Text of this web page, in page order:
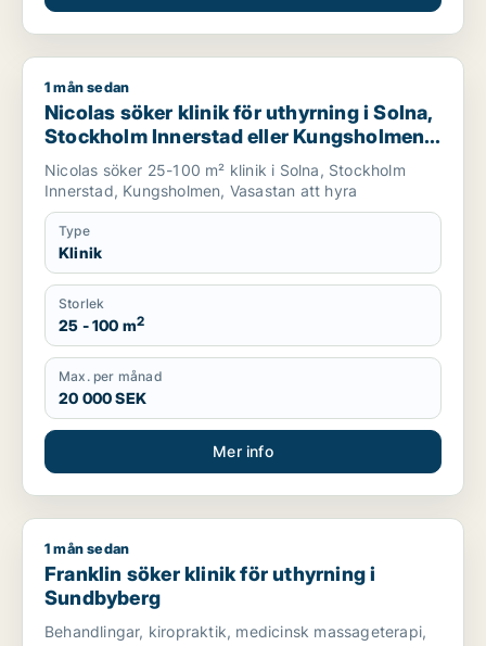
Nicolas söker klinik för uthyrning i Solna, Stockholm
1 mån sedan
Nicolas söker klinik för uthyrning i Solna,
Stockholm Innerstad eller Kungsholmen
m.fl.
Nicolas söker 25-100 m² klinik i Solna, Stockholm
Innerstad, Kungsholmen, Vasastan att hyra
Type
Klinik
Storlek
25 - 100 m2
Max. per månad
20 000 SEK
Mer info
Franklin söker klinik för uthyrning i Sundbyberg
1 mån sedan
Franklin söker klinik för uthyrning i
Sundbyberg
Behandlingar, kiropraktik, medicinsk massageterapi,